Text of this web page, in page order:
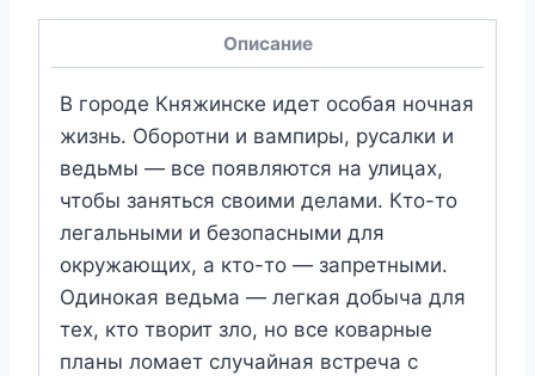
Описание
В городе Княжинске идет особая ночная
жизнь. Оборотни и вампиры, русалки и
ведьмы — все появляются на улицах,
чтобы заняться своими делами. Кто-то
легальными и безопасными для
окружающих, а кто-то — запретными.
Одинокая ведьма — легкая добыча для
тех, кто творит зло, но все коварные
планы ломает случайная встреча с